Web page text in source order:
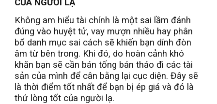
CỦA NGƯỜI LẠ
Không am hiểu tài chính là một sai lầm đánh
đúng vào huyệt tử, vay mượn nhiều hay phân
bổ danh mục sai cách sẽ khiến bạn dính đòn
âm từ bên trong. Khi đó, do hoàn cảnh khó
khăn bạn sẽ cần bán tống bán tháo đi các tài
sản của mình để cân bằng lại cục diện. Đây sẽ
là thời điểm tốt nhất để bạn bị ép giá và đó là
thứ lòng tốt của người lạ.